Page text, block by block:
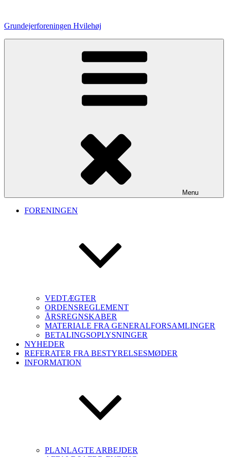
indhold
Grundejerforeningen Hvilehøj
Menu
FORENINGEN
VEDTÆGTER
ORDENSREGLEMENT
ÅRSREGNSKABER
MATERIALE FRA GENERALFORSAMLINGER
BETALINGSOPLYSNINGER
NYHEDER
REFERATER FRA BESTYRELSESMØDER
INFORMATION
PLANLAGTE ARBEJDER